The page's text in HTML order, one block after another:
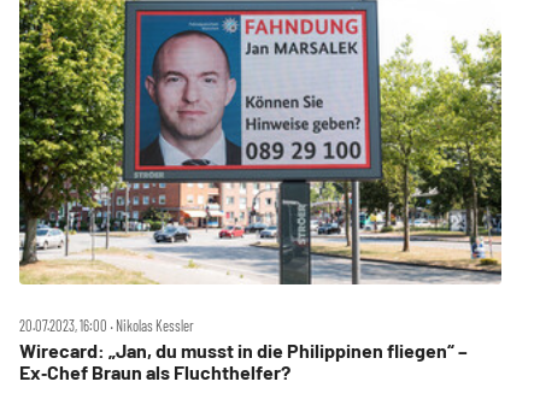
20.07.2023, 16:00 ‧ Nikolas Kessler
Wirecard: „Jan, du musst in die Philippinen fliegen“ –
Ex‑Chef Braun als Fluchthelfer?